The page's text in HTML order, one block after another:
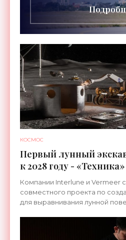
КОСМОС
Первый лунный
к 2028 году - «Техника»
Компании Interlune и Vermeer
совместного проекта по
для выравнивания лунной